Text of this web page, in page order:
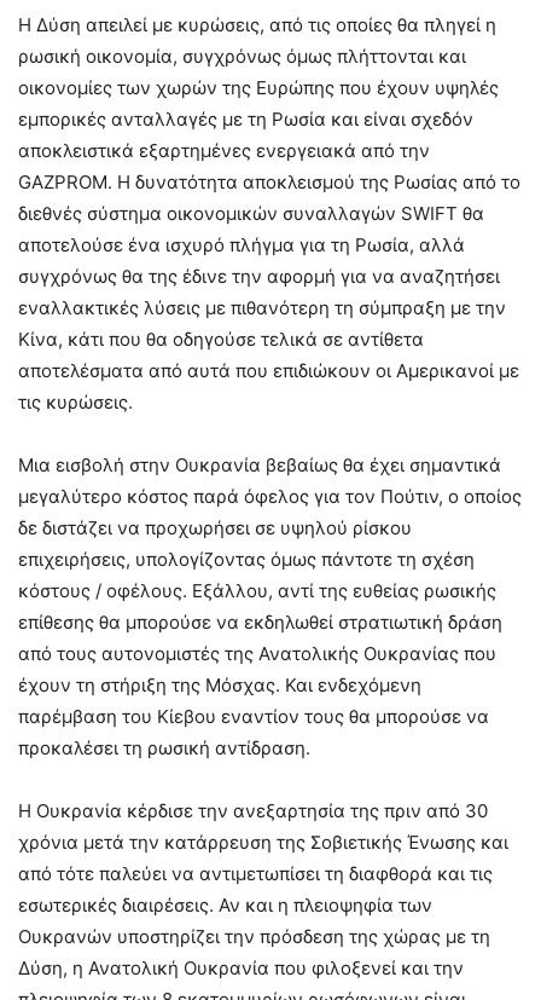
Η Δύση απειλεί με κυρώσεις, από τις οποίες θα πληγεί η
ρωσική οικονομία, συγχρόνως όμως πλήττονται και
οικονομίες των χωρών της Ευρώπης που έχουν υψηλές
εμπορικές ανταλλαγές με τη Ρωσία και είναι σχεδόν
αποκλειστικά εξαρτημένες ενεργειακά από την
GAZPROM. Η δυνατότητα αποκλεισμού της Ρωσίας από το
διεθνές σύστημα οικονομικών συναλλαγών SWIFT θα
αποτελούσε ένα ισχυρό πλήγμα για τη Ρωσία, αλλά
συγχρόνως θα της έδινε την αφορμή για να αναζητήσει
εναλλακτικές λύσεις με πιθανότερη τη σύμπραξη με την
Κίνα, κάτι που θα οδηγούσε τελικά σε αντίθετα
αποτελέσματα από αυτά που επιδιώκουν οι Αμερικανοί με
τις κυρώσεις.
Μια εισβολή στην Ουκρανία βεβαίως θα έχει σημαντικά
μεγαλύτερο κόστος παρά όφελος για τον Πούτιν, ο οποίος
δε διστάζει να προχωρήσει σε υψηλού ρίσκου
επιχειρήσεις, υπολογίζοντας όμως πάντοτε τη σχέση
κόστους / οφέλους. Εξάλλου, αντί της ευθείας ρωσικής
επίθεσης θα μπορούσε να εκδηλωθεί στρατιωτική δράση
από τους αυτονομιστές της Ανατολικής Ουκρανίας που
έχουν τη στήριξη της Μόσχας. Και ενδεχόμενη
παρέμβαση του Κίεβου εναντίον τους θα μπορούσε να
προκαλέσει τη ρωσική αντίδραση.
Η Ουκρανία κέρδισε την ανεξαρτησία της πριν από 30
χρόνια μετά την κατάρρευση της Σοβιετικής Ένωσης και
από τότε παλεύει να αντιμετωπίσει τη διαφθορά και τις
εσωτερικές διαιρέσεις. Αν και η πλειοψηφία των
Ουκρανών υποστηρίζει την πρόσδεση της χώρας με τη
Δύση, η Ανατολική Ουκρανία που φιλοξενεί και την